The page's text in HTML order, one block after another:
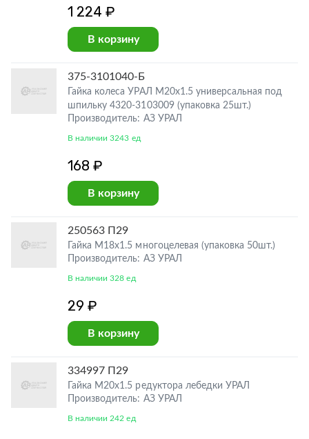
1 224 ₽
В корзину
375-3101040-Б
Гайка колеса УРАЛ М20х1.5 универсальная под
шпильку 4320-3103009 (упаковка 25шт.)
Производитель: АЗ УРАЛ
В наличии 3243 ед
168 ₽
В корзину
250563 П29
Гайка М18х1.5 многоцелевая (упаковка 50шт.)
Производитель: АЗ УРАЛ
В наличии 328 ед
29 ₽
В корзину
334997 П29
Гайка М20х1.5 редуктора лебедки УРАЛ
Производитель: АЗ УРАЛ
В наличии 242 ед